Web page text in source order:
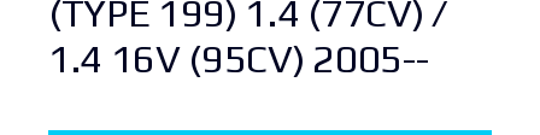
(TYPE 199) 1.4 (77CV) /
1.4 16V (95CV) 2005--